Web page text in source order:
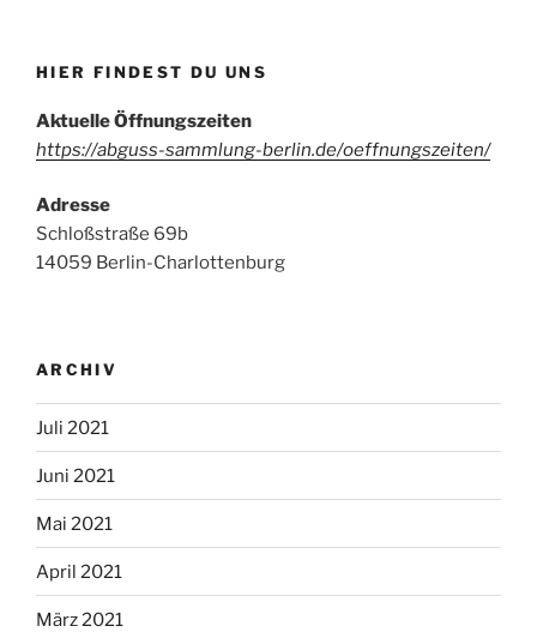
HIER FINDEST DU UNS
Aktuelle Öffnungszeiten
https://abguss-sammlung-berlin.de/oeffnungszeiten/
Adresse
Schloßstraße 69b
14059 Berlin-Charlottenburg
ARCHIV
Juli 2021
Juni 2021
Mai 2021
April 2021
März 2021